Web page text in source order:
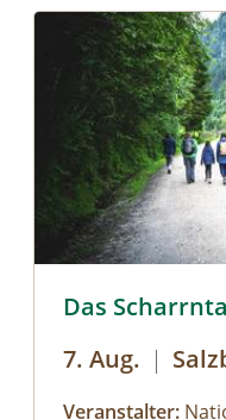
Das
7. Aug. |
Veranstalter: